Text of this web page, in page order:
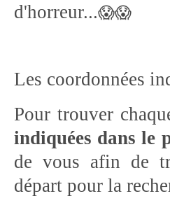
d'horreur...😱😱
Les coordonnées
Pour trouver
indiquées dans le
de vous afin de
départ pour la